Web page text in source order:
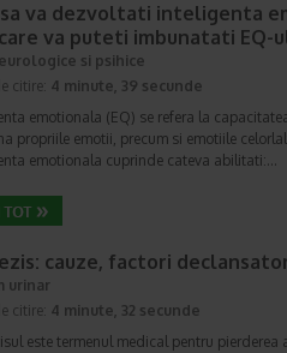
sa va dezvoltati inteligenta
va puteti imbunatati EQ-
si psihice
citire: 4 minute, 39 secunde
emotionala (EQ) se refera la
propriile emotii, precum si emotiile
emotionala cuprinde cateva abilitati:…
cauze, factori
urinar
citire: 4 minute, 32 secunde
este termenul medical pentru